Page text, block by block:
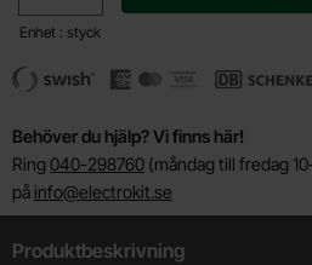
Enhet : styck
Behöver du hjälp? Vi finns här!
Ring 040-298760 (måndag till fredag
på info@electrokit.se
Produktbeskrivning